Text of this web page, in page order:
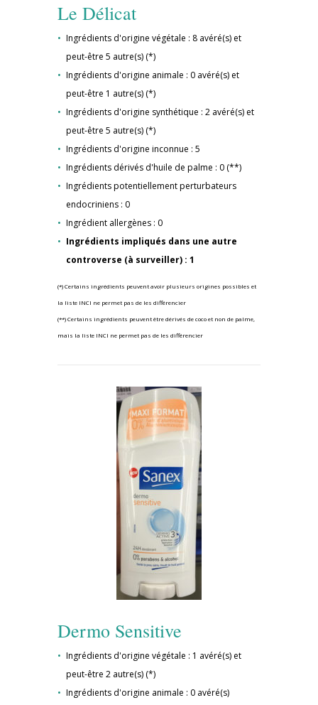
Le Délicat
Ingrédients d'origine végétale : 8 avéré(s) et
peut-être 5 autre(s) (*)
Ingrédients d'origine animale : 0 avéré(s) et
peut-être 1 autre(s) (*)
Ingrédients d'origine synthétique : 2 avéré(s) et
peut-être 5 autre(s) (*)
Ingrédients d'origine inconnue : 5
Ingrédients dérivés d'huile de palme : 0 (**)
Ingrédients potentiellement perturbateurs
endocriniens : 0
Ingrédient allergènes : 0
Ingrédients impliqués dans une autre
controverse (à surveiller) : 1
(*) Certains ingrédients peuvent avoir plusieurs origines possibles et
la liste INCI ne permet pas de les différencier
(**) Certains ingrédients peuvent être dérivés de coco et non de palme,
mais la liste INCI ne permet pas de les différencier
Dermo Sensitive
Ingrédients d'origine végétale : 1 avéré(s) et
peut-être 2 autre(s) (*)
Ingrédients d'origine animale : 0 avéré(s)